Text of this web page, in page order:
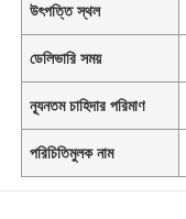
উৎপত্তি স্থল
ডেলিভারি সময়
ন্যূনতম চাহিদার পরিমাণ
পরিচিতিমুলক নাম